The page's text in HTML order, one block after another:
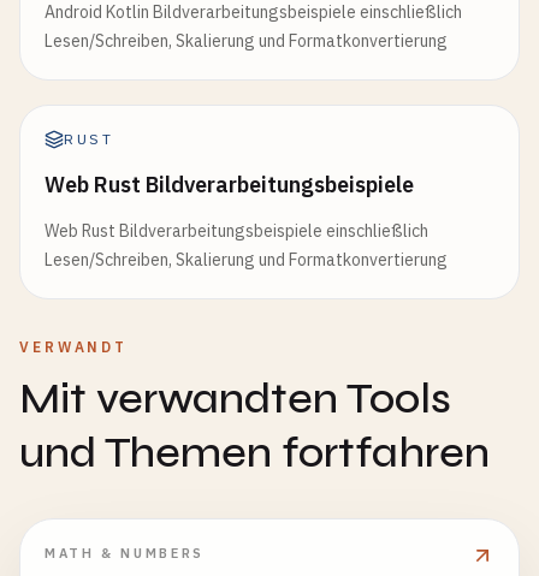
Android Kotlin Bildverarbeitungsbeispiele einschließlich
Lesen/Schreiben, Skalierung und Formatkonvertierung
RUST
Web Rust Bildverarbeitungsbeispiele
Web Rust Bildverarbeitungsbeispiele einschließlich
Lesen/Schreiben, Skalierung und Formatkonvertierung
VERWANDT
Mit verwandten Tools
und Themen fortfahren
MATH & NUMBERS